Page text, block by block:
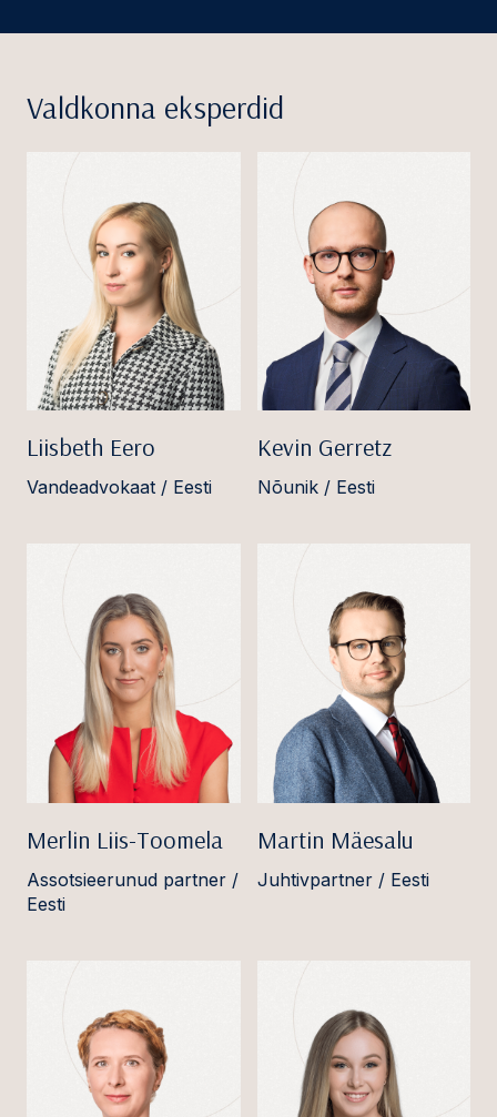
Valdkonna eksperdid
Liisbeth Eero
Vandeadvokaat / Eesti
Kevin Gerretz
Nõunik / Eesti
Merlin Liis-Toomela
Assotsieerunud partner /
Eesti
Martin Mäesalu
Juhtivpartner / Eesti